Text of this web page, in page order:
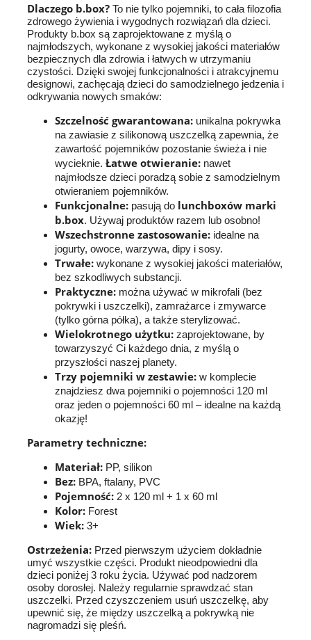
Dlaczego b.box? To nie tylko pojemniki, to cała filozofia
zdrowego żywienia i wygodnych rozwiązań dla dzieci.
Produkty b.box są zaprojektowane z myślą o
najmłodszych, wykonane z wysokiej jakości materiałów
bezpiecznych dla zdrowia i łatwych w utrzymaniu
czystości. Dzięki swojej funkcjonalności i atrakcyjnemu
designowi, zachęcają dzieci do samodzielnego jedzenia i
odkrywania nowych smaków:
Szczelność gwarantowana: unikalna pokrywka
na zawiasie z silikonową uszczelką zapewnia, że
zawartość pojemników pozostanie świeża i nie
wycieknie. Łatwe otwieranie: nawet
najmłodsze dzieci poradzą sobie z samodzielnym
otwieraniem pojemników.
Funkcjonalne: pasują do lunchboxów marki
b.box. Używaj produktów razem lub osobno!
Wszechstronne zastosowanie: idealne na
jogurty, owoce, warzywa, dipy i sosy.
Trwałe: wykonane z wysokiej jakości materiałów,
bez szkodliwych substancji.
Praktyczne: można używać w mikrofali (bez
pokrywki i uszczelki), zamrażarce i zmywarce
(tylko górna półka), a także sterylizować.
Wielokrotnego użytku: zaprojektowane, by
towarzyszyć Ci każdego dnia, z myślą o
przyszłości naszej planety.
Trzy pojemniki w zestawie: w komplecie
znajdziesz dwa pojemniki o pojemności 120 ml
oraz jeden o pojemności 60 ml – idealne na każdą
okazję!
Parametry techniczne:
Materiał: PP, silikon
Bez: BPA, ftalany, PVC
Pojemność: 2 x 120 ml + 1 x 60 ml
Kolor: Forest
Wiek: 3+
Ostrzeżenia: Przed pierwszym użyciem dokładnie
umyć wszystkie części. Produkt nieodpowiedni dla
dzieci poniżej 3 roku życia. Używać pod nadzorem
osoby dorosłej. Należy regularnie sprawdzać stan
uszczelki. Przed czyszczeniem usuń uszczelkę, aby
upewnić się, że między uszczelką a pokrywką nie
nagromadzi się pleśń.